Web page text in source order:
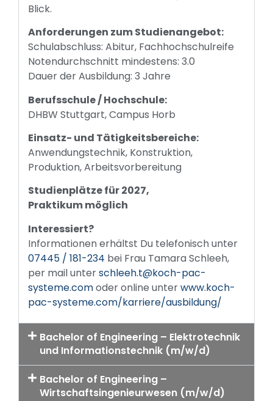
Blick.
Anforderungen zum Studienangebot:
Schulabschluss: Abitur, Fachhochschulreife
Notendurchschnitt mindestens: 3.0
Dauer der Ausbildung: 3 Jahre
Berufsschule / Hochschule:
DHBW Stuttgart, Campus Horb
Einsatz- und Tätigkeitsbereiche:
Anwendungstechnik, Konstruktion,
Produktion, Arbeitsvorbereitung
Studienplätze für 2027,
Praktikum möglich
Interessiert?
Informationen erhältst Du telefonisch unter
07445 / 181-234 bei Frau Tamara Schleeh,
per mail unterschleeh.t@koch-pac-
systeme.comoder online unterwww.koch-
pac-systeme.com/karriere/ausbildung/
Bachelor of Engineering – Elektrotechnik
und Informationstechnik (m/w/d)
Bachelor of Engineering –
Wirtschaftsingenieurwesen (m/w/d)